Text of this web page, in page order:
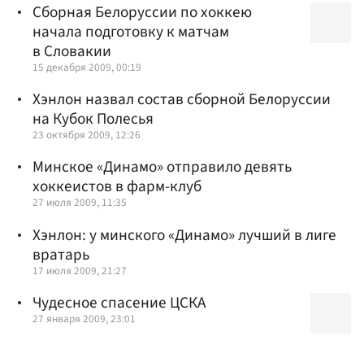
Сборная Белоруссии по хоккею
начала подготовку к матчам
в Словакии
15 декабря 2009, 00:19
Хэнлон назвал состав сборной Белоруссии
на Кубок Полесья
23 октября 2009, 12:26
Минское «Динамо» отправило девять
хоккеистов в фарм-клуб
27 июля 2009, 11:35
Хэнлон: у минского «Динамо» лучший в лиге
вратарь
17 июля 2009, 21:27
Чудесное спасение ЦСКА
27 января 2009, 23:01